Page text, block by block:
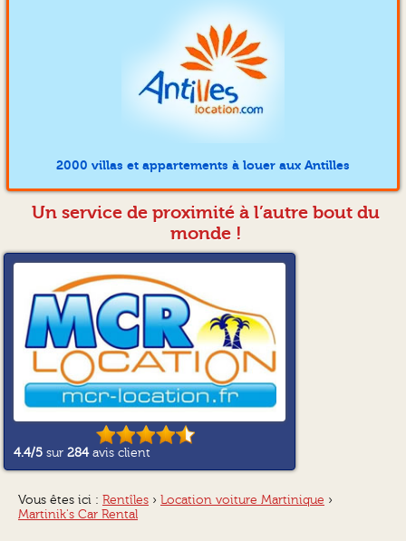
2000 villas et appartements à louer aux Antilles
Un service de proximité à l’autre bout du
monde !
4.4/5 sur284 avis client
Vous êtes ici : Rentîles › Location voiture Martinique ›
Martinik's Car Rental